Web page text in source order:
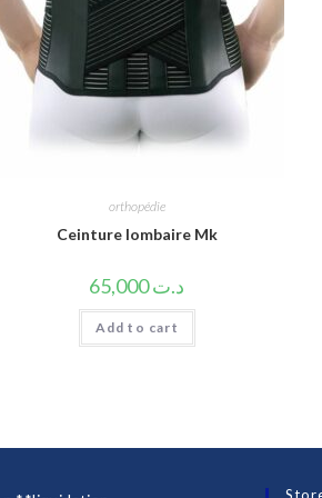
orthopédie
Ceinture lombaire Mk
د.ت65,000
Add to cart